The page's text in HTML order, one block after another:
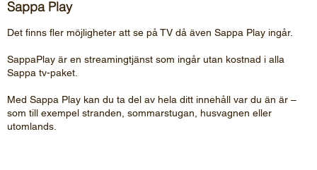
Sappa Play
Det finns fler möjligheter att se på TV då även Sappa Play ingår.
SappaPlay är en streamingtjänst som ingår utan kostnad i alla
Sappa tv-paket.
Med Sappa Play kan du ta del av hela ditt innehåll var du än är –
som till exempel stranden, sommarstugan, husvagnen eller
utomlands.